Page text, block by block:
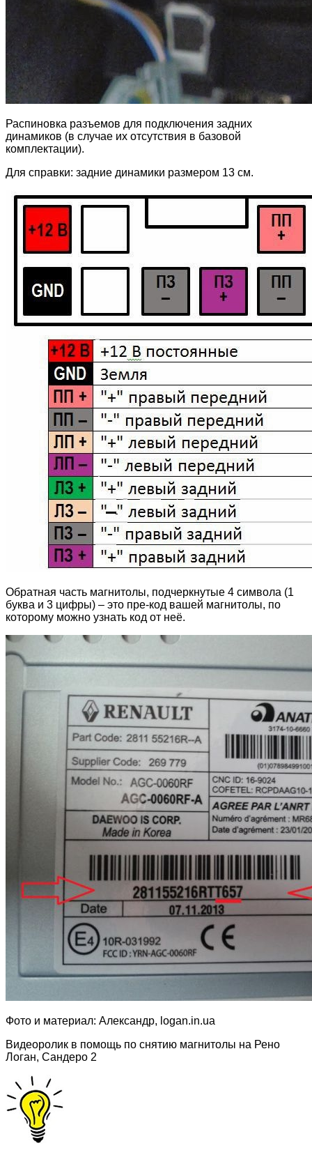
Распиновка разъемов для подключения задних
динамиков (в случае их отсутствия в базовой
комплектации).
Для справки: задние динамики размером 13 см.
Обратная часть магнитолы, подчеркнутые 4 символа (1
буква и 3 цифры) – это пре-код вашей магнитолы, по
которому можно узнать код от неё.
Фото и материал: Александр, logan.in.ua
Видеоролик в помощь по снятию магнитолы на Рено
Логан, Сандеро 2